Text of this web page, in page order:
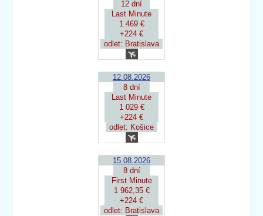
12 dní
Last Minute
1 469 €
+224 €
odlet: Bratislava
12.08.2026
8 dní
Last Minute
1 029 €
+224 €
odlet: Košice
15.08.2026
8 dní
First Minute
1 962,35 €
+224 €
odlet: Bratislava